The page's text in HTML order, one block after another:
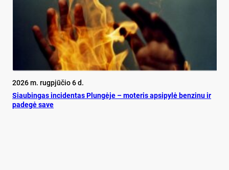
2026 m. rugpjūčio 6 d.
Siau­bin­gas in­ci­den­tas Plun­gė­je – mo­te­ris ap­si­py­lė ben­zi­nu ir
pa­de­gė sa­ve